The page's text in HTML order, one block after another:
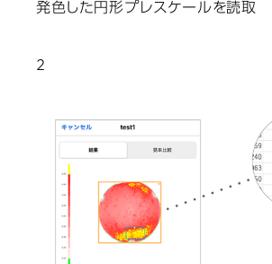
発色した円形プレスケールを読取
2